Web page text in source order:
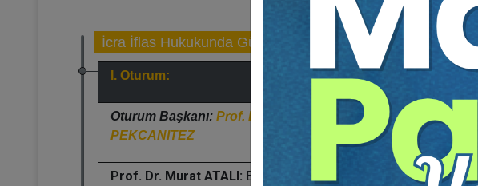
İcra İflas Hukukunda Güncel Meseleler Detaylı Programı
I. Oturum:
Oturum Başkanı: Prof. Dr. Hakan
PEKCANITEZ
Prof. Dr. Murat ATALI: Elektronik Ortamda
II.
Prof. Dr.